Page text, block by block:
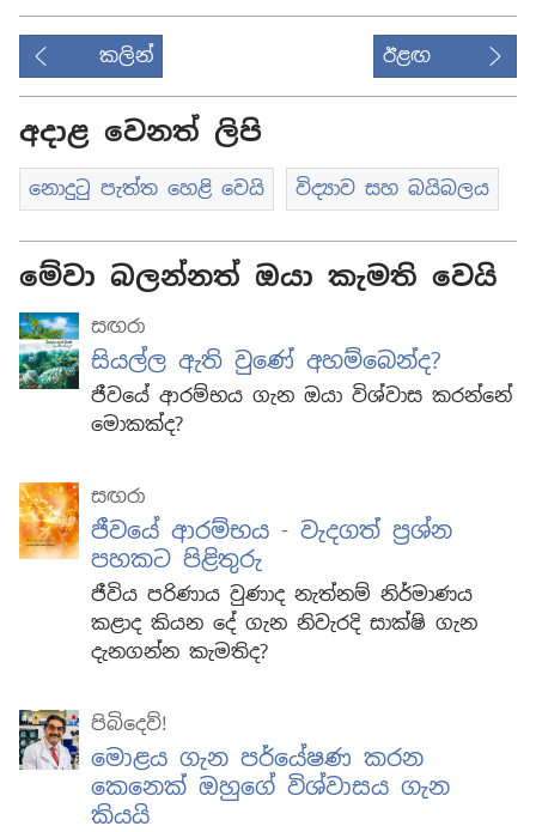
කලින් ඊළඟ
අදාළ වෙනත් ලිපි
නොදුටු පැත්ත හෙළි වෙයි විද්‍යාව සහ බයිබලය
මේවා බලන්නත් ඔයා කැමති වෙයි
සඟරා
සියල්ල ඇති වුණේ අහම්බෙන්ද?
ජීවයේ ආරම්භය ගැන ඔයා විශ්වාස කරන්නේ
මොකක්ද?
සඟරා
ජීවයේ ආරම්භය - වැදගත් ප්‍රශ්න
පහකට පිළිතුරු
ජීවිය පරිණාය වුණාද නැත්නම් නිර්මාණය
කළාද කියන දේ ගැන නිවැරදි සාක්ෂි ගැන
දැනගන්න කැමතිද?
පිබිදෙව්!
මොළය ගැන පර්යේෂණ කරන
කෙනෙක් ඔහුගේ විශ්වාසය ගැන
කියයි